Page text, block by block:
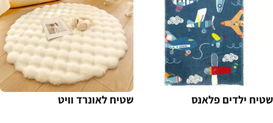
שטיח ילדים פלאנס
שטיח לאונרד וויט